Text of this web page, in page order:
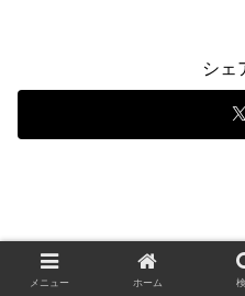
シェ
メニュー ホーム